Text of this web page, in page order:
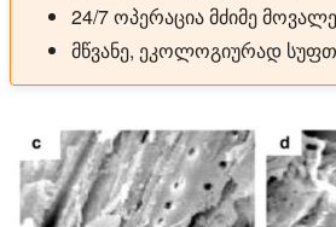
24/7 ოპერაცია მძიმე
მწვანე, ეკოლოგიურად